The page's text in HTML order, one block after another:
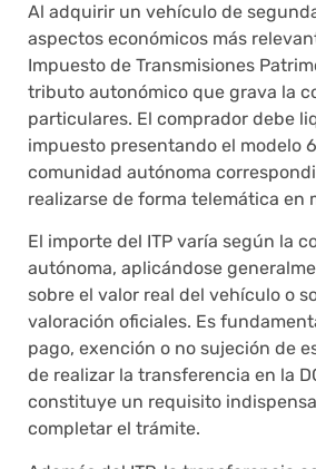
Al adquirir un vehículo de
aspectos económicos más
Impuesto de Transmisiones
tributo autonómico que grava la
particulares. El comprador debe
impuesto presentando el modelo
comunidad autónoma
realizarse de forma telemática en
El importe del ITP varía según la
autónoma, aplicándose
sobre el valor real del vehículo o
valoración oficiales. Es
pago, exención o no sujeción de
de realizar la transferencia en la
constituye un requisito
completar el trámite.